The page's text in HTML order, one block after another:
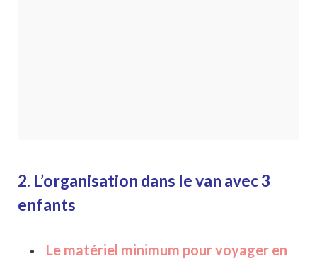
2. L’organisation dans le van avec 3
enfants
Le matériel minimum pour voyager en